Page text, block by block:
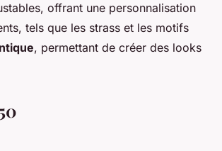
offrant une personnalisation
tels que les strass et les motifs
, permettant de créer des looks